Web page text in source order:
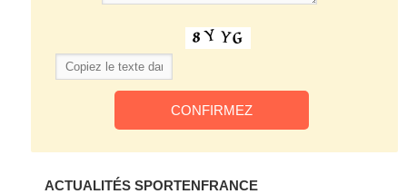
ACTUALITÉS SPORTENFRANCE